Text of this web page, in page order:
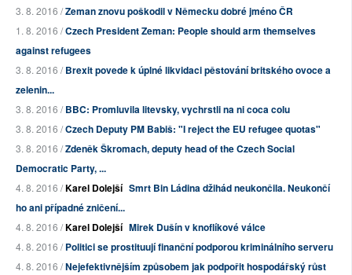
3. 8. 2016 /Zeman znovu poškodil v Německu dobré jméno ČR
1. 8. 2016 /Czech President Zeman: People should arm themselves
against refugees
3. 8. 2016 /Brexit povede k úplné likvidaci pěstování britského ovoce a
zelenin...
3. 8. 2016 /BBC: Promluvila litevsky, vychrstli na ni coca colu
3. 8. 2016 /Czech Deputy PM Babiš: "I reject the EU refugee quotas"
3. 8. 2016 /Zdeněk Škromach, deputy head of the Czech Social
Democratic Party, ...
4. 8. 2016 /Karel Dolejší Smrt Bin Ládina džihád neukončila. Neukončí
ho ani případné zničení...
4. 8. 2016 /Karel Dolejší Mirek Dušín v knoflíkové válce
4. 8. 2016 /Politici se prostituují finanční podporou kriminálního serveru
4. 8. 2016 /Nejefektivnějším způsobem jak podpořit hospodářský růst